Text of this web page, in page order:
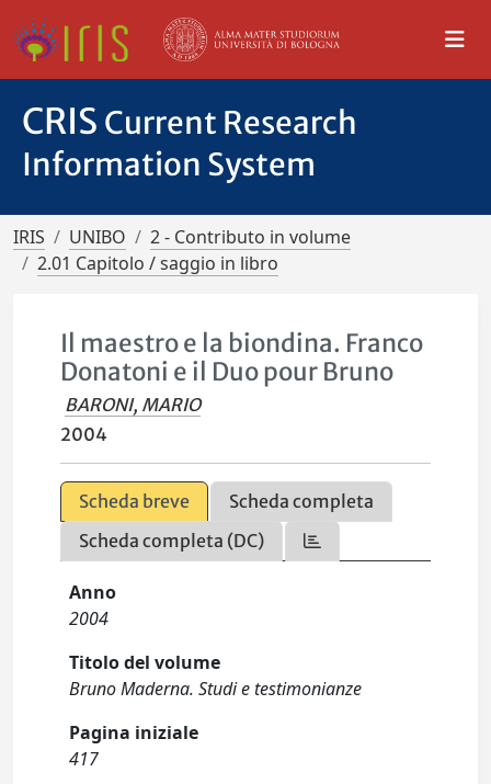
CRIS Current Research
Information System
IRIS UNIBO
2 - Contributo in volume
2.01 Capitolo / saggio in libro
Il maestro e la biondina. Franco
Donatoni e il Duo pour Bruno
BARONI, MARIO
2004
Scheda breve
Scheda completa
Scheda completa (DC)
Anno
2004
Titolo del volume
Bruno Maderna. Studi e testimonianze
Pagina iniziale
417